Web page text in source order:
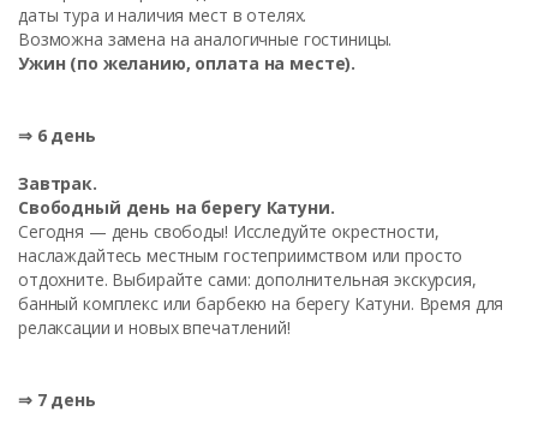
даты тура и наличия мест в отелях.
Возможна замена на аналогичные гостиницы.
Ужин (по желанию, оплата на месте).
⇒ 6 день
Завтрак.
Свободный день на берегу Катуни.
Сегодня — день свободы! Исследуйте окрестности,
наслаждайтесь местным гостеприимством или просто
отдохните. Выбирайте сами: дополнительная экскурсия,
банный комплекс или барбекю на берегу Катуни. Время для
релаксации и новых впечатлений!
⇒ 7 день